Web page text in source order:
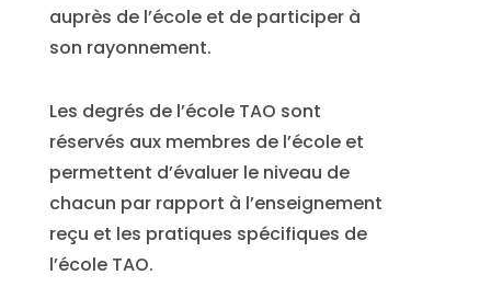
auprès de l’école et de participer à
son rayonnement.
Les degrés de l’école TAO sont
réservés aux membres de l’école et
permettent d’évaluer le niveau de
chacun par rapport à l’enseignement
reçu et les pratiques spécifiques de
l’école TAO.